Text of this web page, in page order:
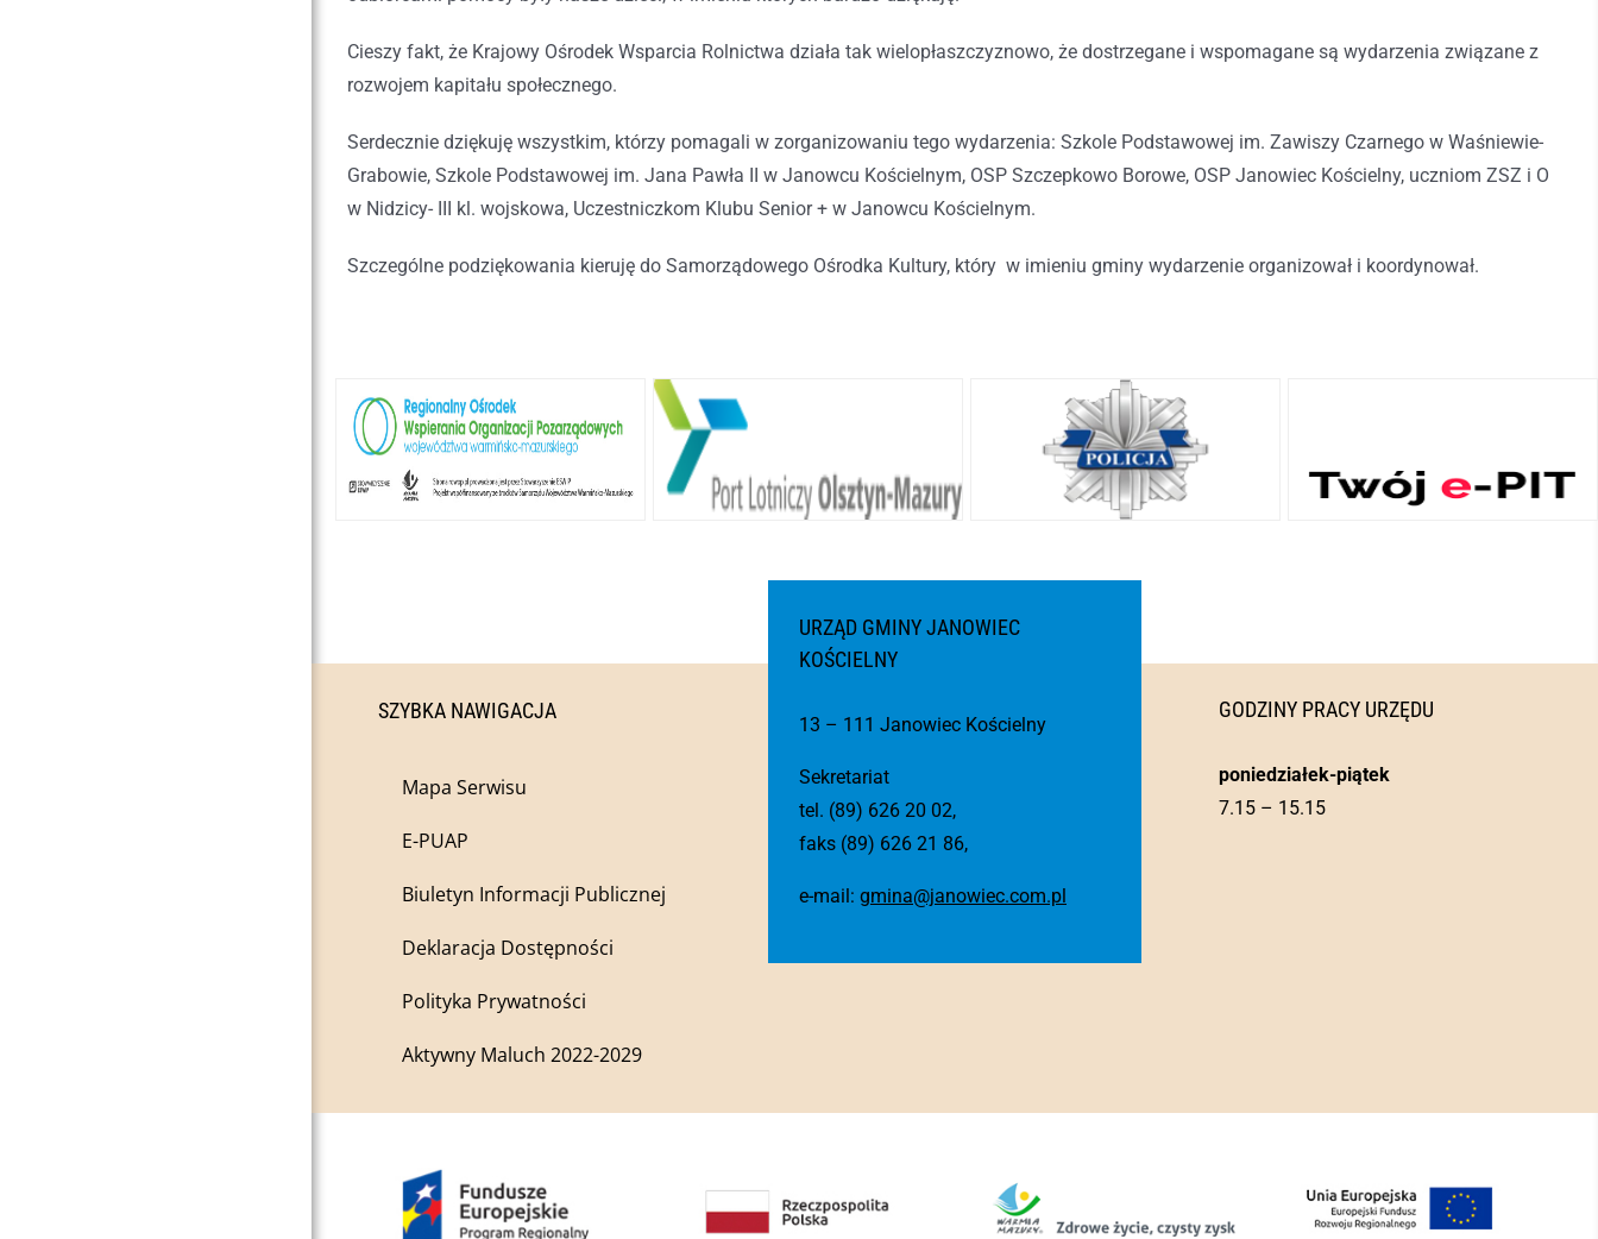
Cieszy fakt, że Krajowy Ośrodek Wsparcia Rolnictwa działa tak wielopłaszczyznowo, że dostrzegane i wspomagane są wydarzenia związane z
rozwojem kapitału społecznego.
Serdecznie dziękuję wszystkim, którzy pomagali w zorganizowaniu tego wydarzenia: Szkole Podstawowej im. Zawiszy Czarnego w Waśniewie-
Grabowie, Szkole Podstawowej im. Jana Pawła II w Janowcu Kościelnym, OSP Szczepkowo Borowe, OSP Janowiec Kościelny, uczniom ZSZ i O
w Nidzicy- III kl. wojskowa, Uczestniczkom Klubu Senior + w Janowcu Kościelnym.
Szczególne podziękowania kieruję do Samorządowego Ośrodka Kultury, który w imieniu gminy wydarzenie organizował i koordynował.
SZYBKA NAWIGACJA
Mapa Serwisu
E-PUAP
Biuletyn Informacji Publicznej
Deklaracja Dostępności
Polityka Prywatności
Aktywny Maluch 2022-2029
URZĄD GMINY JANOWIEC
KOŚCIELNY
13 – 111 Janowiec Kościelny
Sekretariat
tel. (89) 626 20 02,
faks (89) 626 21 86,
e-mail: gmina@janowiec.com.pl
GODZINY PRACY URZĘDU
poniedziałek-piątek
7.15 – 15.15